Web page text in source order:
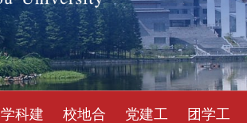
学科建 校地合 党建工 团学工